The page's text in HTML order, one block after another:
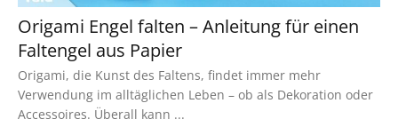
Origami Engel falten – Anleitung für einen
Faltengel aus Papier
Origami, die Kunst des Faltens, findet immer mehr
Verwendung im alltäglichen Leben – ob als Dekoration oder
Accessoires. Überall kann ...